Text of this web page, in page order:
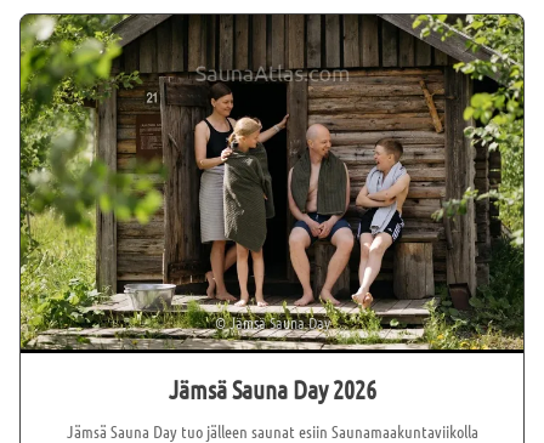
vuosittainen tapahtuma, joka kokoaa yhteen Jämsän saunat
tarjoten ainutlaatuisen saunakokemuksen paikallisille ja
vieraileville saunojille. Saunakylä toimii Sauna Dayn
tapahtumakeskuksena.
©Jämsä Sauna Day
Jämsä Sauna Day 2026
Jämsä Sauna Day tuo jälleen saunat esiin Saunamaakuntaviikolla